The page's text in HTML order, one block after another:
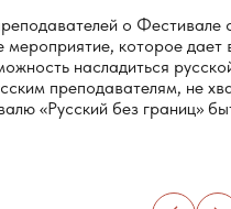
о
которое дает
насладиться
преподавателям, не
«Русский без границ»